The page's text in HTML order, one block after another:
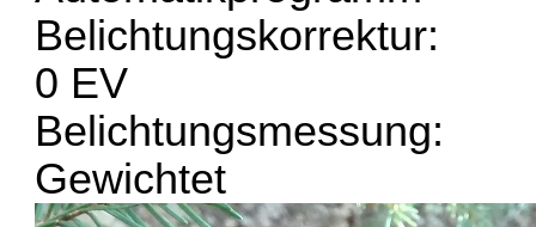
Belichtungskorrektur:
0 EV
Belichtungsmessung:
Gewichtet